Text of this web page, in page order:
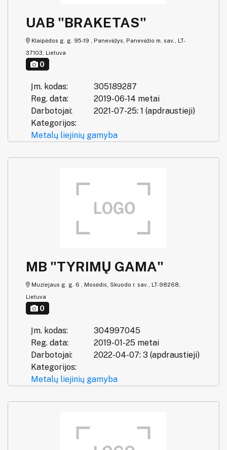
UAB "BRAKETAS"
Klaipėdos g. g. 95-19 , Panevėžys, Panevėžio m. sav., LT-
37103, Lietuva
0
Įm. kodas:
305189287
Reg. data:
2019-06-14 metai
Darbotojai:
2021-07-25: 1 (apdraustieji)
Kategorijos:
Metalų liejinių gamyba
MB "TYRIMŲ GAMA"
Muziejaus g. g. 6 , Mosėdis, Skuodo r. sav., LT-98268,
Lietuva
0
Įm. kodas:
304997045
Reg. data:
2019-01-25 metai
Darbotojai:
2022-04-07: 3 (apdraustieji)
Kategorijos:
Metalų liejinių gamyba